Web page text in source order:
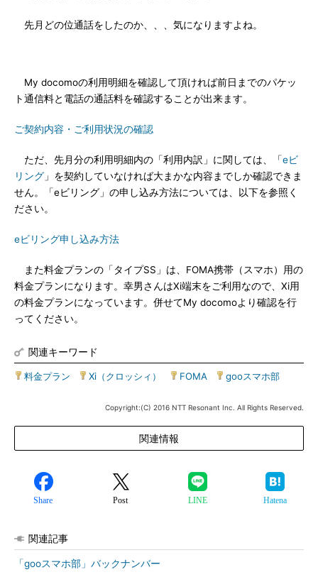
先月どの位通話をしたのか、、、気になりますよね。
My docomoの利用明細を確認して頂ければ前日までのパケッ
ト通信料と電話の通話料を確認することが出来ます。
ご契約内容・ご利用状況の確認
ただ、先月分の利用明細内の「利用内訳」に関しては、「eビ
リング 」を契約していなければ大まかな内容までしか確認できま
せん。「eビリング」の申し込み方法については、以下を参照く
ださい。
eビリング申し込み方法
また料金プランの「タイプSS」は、FOMA携帯（スマホ）用の
料金プランになります。幸男さんはXi端末をご利用なので、Xi用
の料金プランになっています。併せてMy docomoより確認を行
ってください。
関連キーワード
料金プラン Xi（クロッシィ） FOMA gooスマホ部
Copyright:(C) 2016 NTT Resonant Inc. All Rights Reserved.
関連情報
Share Post LINE Hatena
関連記事
「gooスマホ部」バックナンバー